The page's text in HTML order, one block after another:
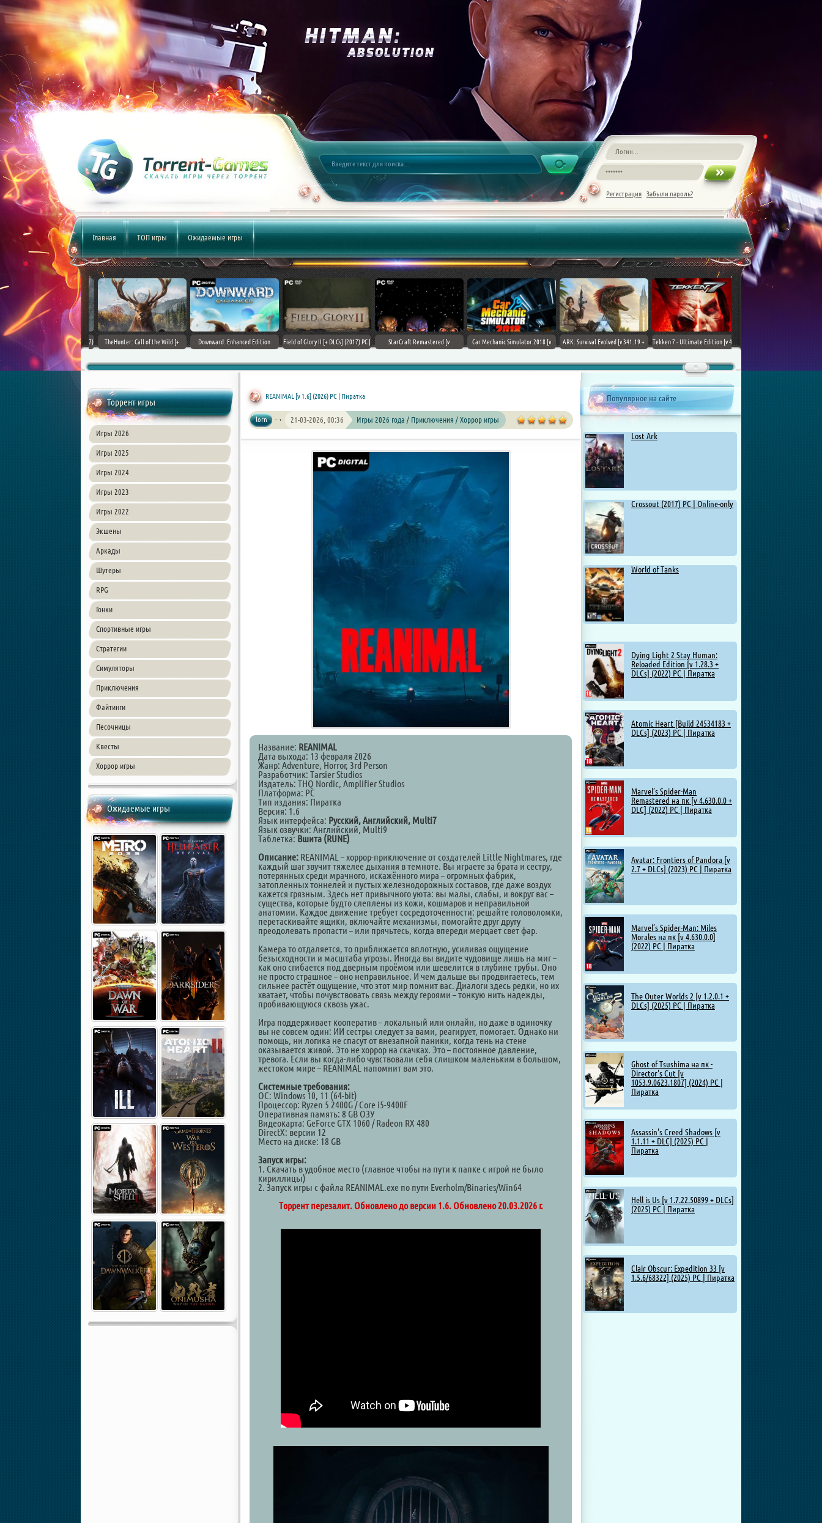
Регистрация Забыли пароль?
Главная ТОП игры Ожидаемые игры
World [v 1.11.4 + DLCs] (2017)
PC | Лицензия
TheHunter: Call of the Wild [+
Downward: Enhanced Edition
Field of Glory II [+ DLCs] (2017) PC |
StarCraft Remastered [v
Car Mechanic Simulator 2018 [v
ARK: Survival Evolved [v 341.19 +
Tekken 7 - Ultimate Edition [v 4.22
Chovka
Торрент игры
Игры 2026
Игры 2025
Игры 2024
Игры 2023
Игры 2022
Экшены
Аркады
Шутеры
RPG
Гонки
Спортивные игры
Стратегии
Симуляторы
Приключения
Файтинги
Песочницы
Квесты
Хоррор игры
Ожидаемые игры
Популярное на сайте
Lost Ark
Crossout (2017) PC | Online-only
World of Tanks
Dying Light 2 Stay Human:
Reloaded Edition [v 1.28.3 +
DLCs] (2022) PC | Пиратка
Atomic Heart [Build 24534183 +
DLCs] (2023) PC | Пиратка
Marvel’s Spider-Man
Remastered на пк [v 4.630.0.0 +
DLC] (2022) PC | Пиратка
Avatar: Frontiers of Pandora [v
2.7 + DLCs] (2023) PC | Пиратка
Marvel’s Spider-Man: Miles
Morales на пк [v 4.630.0.0]
(2022) PC | Пиратка
The Outer Worlds 2 [v 1.2.0.1 +
DLCs] (2025) PC | Пиратка
Ghost of Tsushima на пк -
Director's Cut [v
1053.9.0623.1807] (2024) PC |
Пиратка
Assassin's Creed Shadows [v
1.1.11 + DLC] (2025) PC |
Пиратка
Hell is Us [v 1.7.22.50899 + DLCs]
(2025) PC | Пиратка
Clair Obscur: Expedition 33 [v
1.5.6/68322] (2025) PC | Пиратка
REANIMAL [v 1.6] (2026) PC | Пиратка
lorn 21-03-2026, 00:36 Игры 2026 года / Приключения / Хоррор игры
Название: REANIMAL
Дата выхода: 13 февраля 2026
Жанр: Adventure, Horror, 3rd Person
Разработчик: Tarsier Studios
Издатель: THQ Nordic, Amplifier Studios
Платформа: PC
Тип издания: Пиратка
Версия: 1.6
Язык интерфейса: Русский, Английский, Multi7
Язык озвучки: Английский, Multi9
Таблетка: Вшита (RUNE)
Описание: REANIMAL – хоррор-приключение от создателей Little Nightmares, где
каждый шаг звучит тяжелее дыхания в темноте. Вы играете за брата и сестру,
потерянных среди мрачного, искажённого мира – огромных фабрик,
затопленных тоннелей и пустых железнодорожных составов, где даже воздух
кажется грязным. Здесь нет привычного уюта: вы малы, слабы, и вокруг вас –
существа, которые будто слеплены из кожи, кошмаров и неправильной
анатомии. Каждое движение требует сосредоточенности: решайте головоломки,
перетаскивайте ящики, включайте механизмы, помогайте друг другу
преодолевать пропасти – или прячьтесь, когда впереди мерцает свет фар.
Камера то отдаляется, то приближается вплотную, усиливая ощущение
безысходности и масштаба угрозы. Иногда вы видите чудовище лишь на миг –
как оно сгибается под дверным проёмом или шевелится в глубине трубы. Оно
не просто страшное – оно неправильное. И чем дальше вы продвигаетесь, тем
сильнее растёт ощущение, что этот мир помнит вас. Диалоги здесь редки, но их
хватает, чтобы почувствовать связь между героями – тонкую нить надежды,
пробивающуюся сквозь ужас.
Игра поддерживает кооператив – локальный или онлайн, но даже в одиночку
вы не совсем один: ИИ сестры следует за вами, реагирует, помогает. Однако ни
помощь, ни логика не спасут от внезапной паники, когда тень на стене
оказывается живой. Это не хоррор на скачках. Это – постоянное давление,
тревога. Если вы когда-либо чувствовали себя слишком маленьким в большом,
жестоком мире – REANIMAL напомнит вам это.
Системные требования:
ОС: Windows 10, 11 (64-bit)
Процессор: Ryzen 5 2400G / Core i5-9400F
Оперативная память: 8 GB ОЗУ
Видеокарта: GeForce GTX 1060 / Radeon RX 480
DirectX: версии 12
Место на диске: 18 GB
Запуск игры:
1. Скачать в удобное место (главное чтобы на пути к папке с игрой не было
кириллицы)
2. Запуск игры с файла REANIMAL.exe по пути Everholm/Binaries/Win64
Торрент перезалит. Обновлено до версии 1.6. Обновлено 20.03.2026 г.